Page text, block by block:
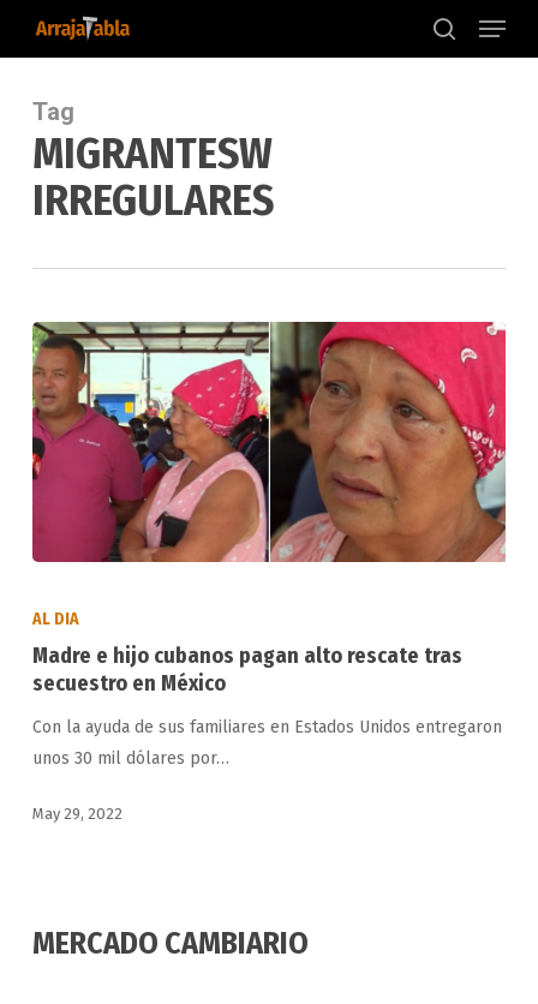
content
search
Menu
Tag
MIGRANTESW
IRREGULARES
cubanos
alto
rescate
secuestro
AL DIA
Madre e hijo cubanos pagan alto rescate tras
secuestro en México
Con la ayuda de sus familiares en Estados Unidos entregaron
unos 30 mil dólares por…
May 29, 2022
MERCADO CAMBIARIO